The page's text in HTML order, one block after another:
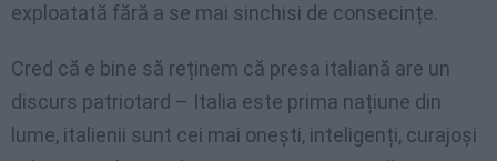
exploatată fără a se mai sinchisi de consecințe.
Cred că e bine să reținem că presa italiană are un
discurs patriotard – Italia este prima națiune din
lume, italienii sunt cei mai onești, inteligenți, curajoși